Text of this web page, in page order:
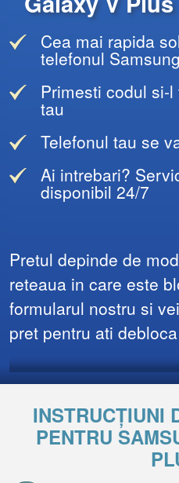
Cea mai rapida
telefonul Samsung
Primesti codul si-
tau
Telefonul tau se
Ai intrebari?
disponibil 24/7
Pretul depinde de
reteaua in care este
formularul nostru si
pret pentru ati
INSTRUCȚIUNI
PENTRU